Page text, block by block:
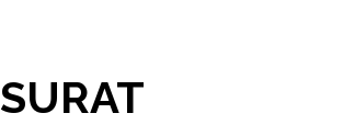
SURAT